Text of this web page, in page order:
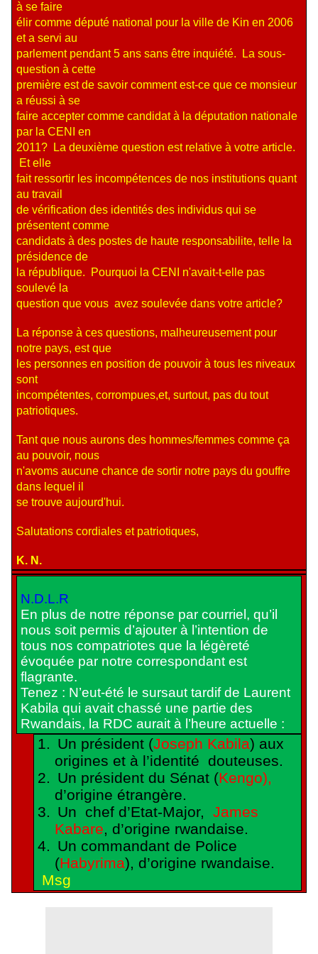
à se faire
élir comme député national pour la ville de Kin en 2006
et a servi au
parlement pendant 5 ans sans être inquiété. La sous-
question à cette
première est de savoir comment est-ce que ce monsieur
a réussi à se
faire accepter comme candidat à la députation nationale
par la CENI en
2011? La deuxième question est relative à votre article.
Et elle
fait ressortir les incompétences de nos institutions quant
au travail
de vérification des identités des individus qui se
présentent comme
candidats à des postes de haute responsabilite, telle la
présidence de
la république. Pourquoi la CENI n'avait-t-elle pas
soulevé la
question que vous avez soulevée dans votre article?
La réponse à ces questions, malheureusement pour
notre pays, est que
les personnes en position de pouvoir à tous les niveaux
sont
incompétentes, corrompues,et, surtout, pas du tout
patriotiques.
Tant que nous aurons des hommes/femmes comme ça
au pouvoir, nous
n'avoms aucune chance de sortir notre pays du gouffre
dans lequel il
se trouve aujourd'hui.
Salutations cordiales et patriotiques,
K. N.
N.D.L.R
En plus de notre réponse par courriel, qu’il
nous soit permis d’ajouter à l’intention de
tous nos compatriotes que la légèreté
évoquée par notre correspondant est
flagrante.
Tenez : N’eut-été le sursaut tardif de Laurent
Kabila qui avait chassé une partie des
Rwandais, la RDC aurait à l’heure actuelle :
1. Un président (Joseph Kabila) aux
origines et à l’identité douteuses.
2. Un président du Sénat (Kengo),
d’origine étrangère.
3. Un chef d’Etat-Major, James
Kabare, d’origine rwandaise.
4. Un commandant de Police
(Habyrima), d’origine rwandaise.
Msg